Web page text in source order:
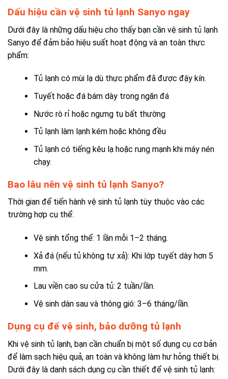
Dấu hiệu cần vệ sinh tủ lạnh Sanyo ngay
Dưới đây là những dấu hiệu cho thấy bạn cần vệ sinh tủ lạnh
Sanyo để đảm bảo hiệu suất hoạt động và an toàn thực
phẩm:
Tủ lạnh có mùi lạ dù thực phẩm đã được đậy kín.
Tuyết hoặc đá bám dày trong ngăn đá
Nước rò rỉ hoặc ngưng tụ bất thường
Tủ lạnh làm lạnh kém hoặc không đều
Tủ lạnh có tiếng kêu lạ hoặc rung mạnh khi máy nén
chạy.
Bao lâu nên vệ sinh tủ lạnh Sanyo?
Thời gian để tiến hành vệ sinh tủ lạnh tùy thuộc vào các
trường hợp cụ thể:
Vệ sinh tổng thể: 1 lần mỗi 1–2 tháng.
Xả đá (nếu tủ không tự xả): Khi lớp tuyết dày hơn 5
mm.
Lau viền cao su cửa tủ: 2 tuần/lần.
Vệ sinh dàn sau và thông gió: 3–6 tháng/lần.
Dụng cụ để vệ sinh, bảo dưỡng tủ lạnh
Khi vệ sinh tủ lạnh, bạn cần chuẩn bị một số dụng cụ cơ bản
để làm sạch hiệu quả, an toàn và không làm hư hỏng thiết bị.
Dưới đây là danh sách dụng cụ cần thiết để vệ sinh tủ lạnh: